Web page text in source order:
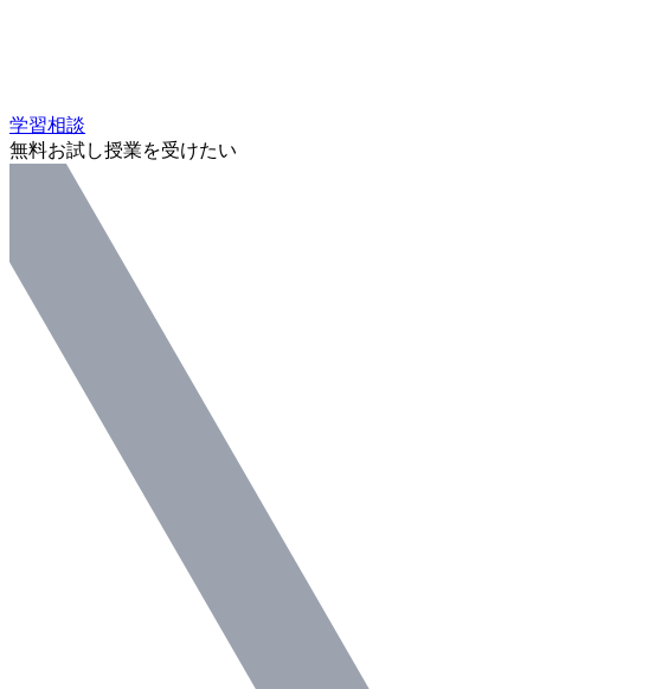
学習相談
無料お試し授業を受けたい